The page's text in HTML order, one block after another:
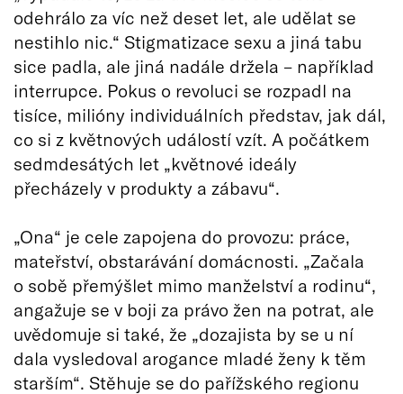
odehrálo za víc než deset let, ale udělat se
nestihlo nic.“ Stigmatizace sexu a jiná tabu
sice padla, ale jiná nadále držela – například
interrupce. Pokus o revoluci se rozpadl na
tisíce, milióny individuálních představ, jak dál,
co si z květnových událostí vzít. A počátkem
sedmdesátých let „květnové ideály
přecházely v produkty a zábavu“.
„Ona“ je cele zapojena do provozu: práce,
mateřství, obstarávání domácnosti. „Začala
o sobě přemýšlet mimo manželství a rodinu“,
angažuje se v boji za právo žen na potrat, ale
uvědomuje si také, že „dozajista by se u ní
dala vysledoval arogance mladé ženy k těm
starším“. Stěhuje se do pařížského regionu